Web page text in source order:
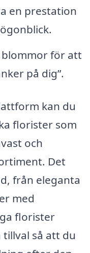
en prestation
för att
på dig”.
kan du
florister som
och
Det
från eleganta
med
florister
så att du